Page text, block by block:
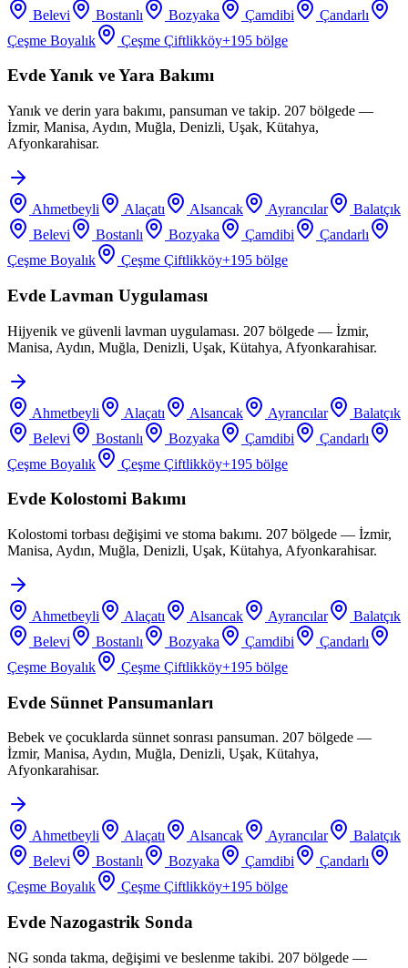
Belevi Bostanlı Bozyaka Çamdibi
Çandarlı
Çeşme Boyalık
Çeşme Çiftlikköy+195 bölge
Evde Yanık ve Yara Bakımı
Yanık ve derin yara bakımı, pansuman ve takip. 207 bölgede —
İzmir, Manisa, Aydın, Muğla, Denizli, Uşak, Kütahya,
Afyonkarahisar.
Ahmetbeyli Alaçatı Alsancak Ayrancılar
Balatçık
Belevi
Bostanlı Bozyaka Çamdibi
Çandarlı
Çeşme Boyalık
Çeşme Çiftlikköy+195 bölge
Evde Lavman Uygulaması
Hijyenik ve güvenli lavman uygulaması. 207 bölgede — İzmir,
Manisa, Aydın, Muğla, Denizli, Uşak, Kütahya, Afyonkarahisar.
Ahmetbeyli Alaçatı Alsancak Ayrancılar
Balatçık
Belevi
Bostanlı Bozyaka Çamdibi
Çandarlı
Çeşme Boyalık
Çeşme Çiftlikköy+195 bölge
Evde Kolostomi Bakımı
Kolostomi torbası değişimi ve stoma bakımı. 207 bölgede — İzmir,
Manisa, Aydın, Muğla, Denizli, Uşak, Kütahya, Afyonkarahisar.
Ahmetbeyli Alaçatı Alsancak Ayrancılar
Balatçık
Belevi
Bostanlı Bozyaka Çamdibi
Çandarlı
Çeşme Boyalık
Çeşme Çiftlikköy+195 bölge
Evde Sünnet Pansumanları
Bebek ve çocuklarda sünnet sonrası pansuman. 207 bölgede —
İzmir, Manisa, Aydın, Muğla, Denizli, Uşak, Kütahya,
Afyonkarahisar.
Ahmetbeyli Alaçatı Alsancak Ayrancılar
Balatçık
Belevi
Bostanlı Bozyaka Çamdibi
Çandarlı
Çeşme Boyalık
Çeşme Çiftlikköy+195 bölge
Evde Nazogastrik Sonda
NG sonda takma, değişimi ve beslenme takibi. 207 bölgede —